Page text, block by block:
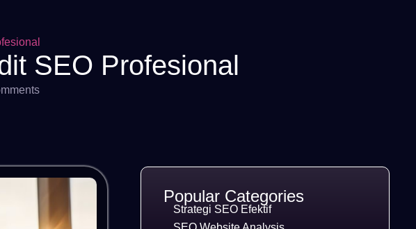
SEO Profesional
Popular Categories
Strategi SEO Efektif